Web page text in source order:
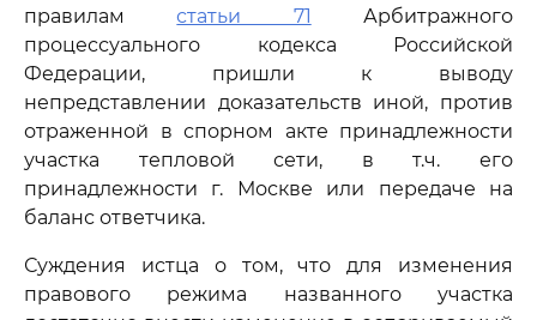
правиламстатьи 71 Арбитражного
процессуального кодекса Российской
Федерации, пришли к выводу
непредставлении доказательств иной, против
отраженной в спорном акте принадлежности
участка тепловой сети, в т.ч. его
принадлежности г. Москве или передаче на
баланс ответчика.
Суждения истца о том, что для изменения
правового режима названного участка